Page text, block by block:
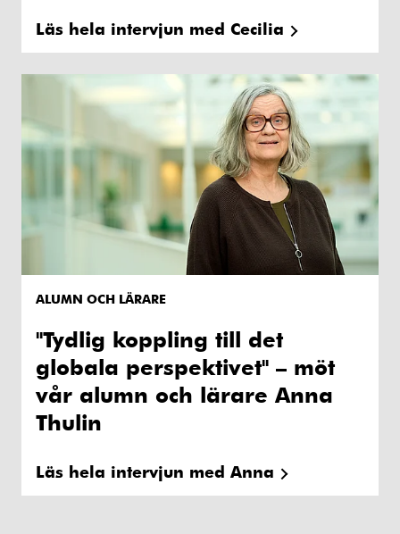
Läs hela intervjun med Cecilia
ALUMN OCH LÄRARE
"Tydlig koppling till det
globala perspektivet" – möt
vår alumn och lärare Anna
Thulin
Läs hela intervjun med Anna